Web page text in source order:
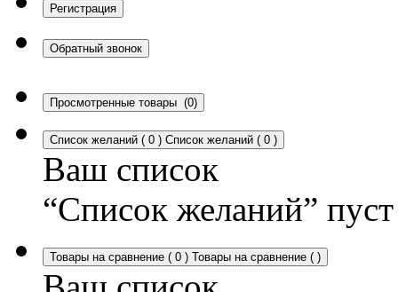
Регистрация
Обратный звонок
Просмотренные товары (0)
Список желаний ( 0 ) Список желаний ( 0 )
Ваш список
“Список желаний” пуст
Товары на сравнение ( 0 ) Товары на сравнение ( )